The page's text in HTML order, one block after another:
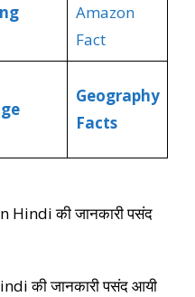
Amazon
Fact
Geography
Facts
Hindi की जानकारी पसंद
की जानकारी पसंद आयी